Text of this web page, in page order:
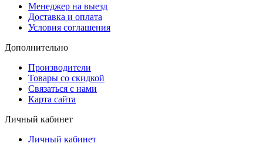
Менеджер на выезд
Доставка и оплата
Условия соглашения
Дополнительно
Производители
Товары со скидкой
Связаться с нами
Карта сайта
Личный кабинет
Личный кабинет